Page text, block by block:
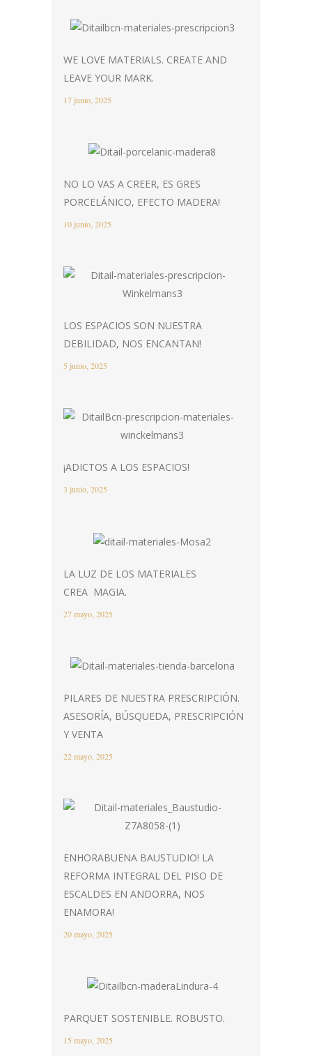
WE LOVE MATERIALS. CREATE AND
LEAVE YOUR MARK.
17 junio, 2025
NO LO VAS A CREER, ES GRES
PORCELÁNICO, EFECTO MADERA!
10 junio, 2025
LOS ESPACIOS SON NUESTRA
DEBILIDAD, NOS ENCANTAN!
5 junio, 2025
¡ADICTOS A LOS ESPACIOS!
3 junio, 2025
LA LUZ DE LOS MATERIALES
CREA MAGIA.
27 mayo, 2025
PILARES DE NUESTRA PRESCRIPCIÓN.
ASESORÍA, BÚSQUEDA, PRESCRIPCIÓN
Y VENTA
22 mayo, 2025
ENHORABUENA BAUSTUDIO! LA
REFORMA INTEGRAL DEL PISO DE
ESCALDES EN ANDORRA, NOS
ENAMORA!
20 mayo, 2025
PARQUET SOSTENIBLE. ROBUSTO.
15 mayo, 2025